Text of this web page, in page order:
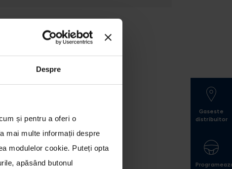
Despre
și pentru a oferi o
mai multe informații despre
modulelor cookie. Puteți opta
apăsând butonul
Gaseste
distribuitor